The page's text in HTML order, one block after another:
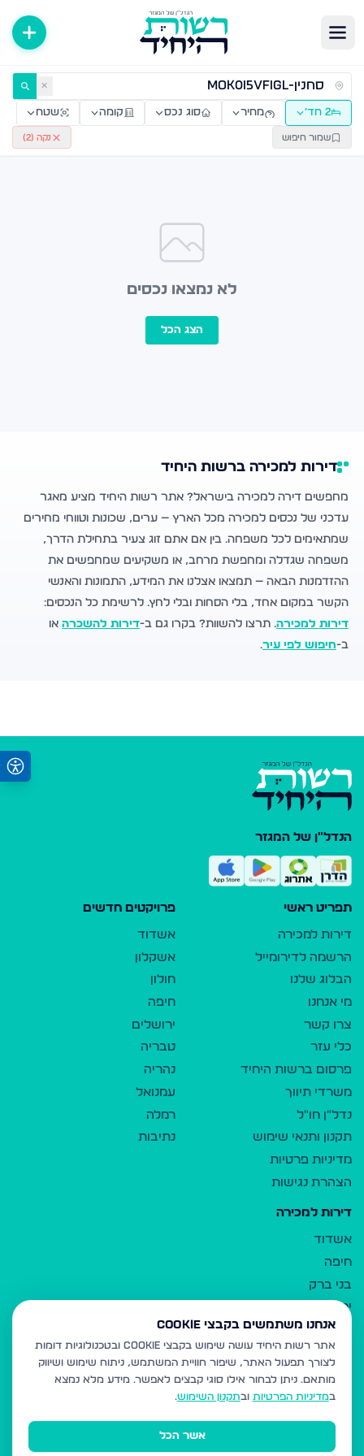
דירות למכירה ולהשכרה — רשות היחיד ✕
2 חד׳ מחיר סוג נכס קומה שטח
שמור חיפוש נקה (2
)
לא נמצאו נכסים
הצג הכל
דירות למכירה ברשות היחיד
מחפשים דירה למכירה בישראל? אתר רשות היחיד מציע מאגר
עדכני של נכסים למכירה מכל הארץ — ערים, שכונות וטווחי מחירים
שמתאימים לכל משפחה. בין אם אתם זוג צעיר בתחילת הדרך,
משפחה שגדלה ומחפשת מרחב, או משקיעים שמחפשים את
ההזדמנות הבאה — תמצאו אצלנו את המידע, התמונות והאנשי
הקשר במקום אחד, בלי הסחות ובלי לחץ. לרשימת כל הנכסים:
דירות למכירה. תרצו להשוות? בקרו גם ב-דירות להשכרה או
ב-חיפוש לפי עיר.
הנדל"ן של המגזר
תפריט ראשי
דירות למכירה
הרשמה לדירומייל
הבלוג שלנו
מי אנחנו
צרו קשר
כלי עזר
פרסום ברשות היחיד
משרדי תיווך
נדל"ן חו"ל
תקנון ותנאי שימוש
מדיניות פרטיות
הצהרת נגישות
פרויקטים חדשים
אשדוד
אשקלון
חולון
חיפה
ירושלים
טבריה
נהריה
עמנואל
רמלה
נתיבות
דירות למכירה
אשדוד
חיפה
בני ברק
ירושלים
אלעד
גבעת זאב
בית שמש
רכסים
מודיעין עילית
אנחנו משתמשים בקבצי Cookie
אתר רשות היחיד עושה שימוש בקבצי Cookie ובטכנולוגיות דומות
לצורך תפעול האתר, שיפור חוויית המשתמש, ניתוח שימוש ושיווק
מותאם. ניתן לבחור אילו סוגי קבצים לאפשר. מידע מלא נמצא
במדיניות הפרטיות ובתקנון השימוש.
אשר הכל